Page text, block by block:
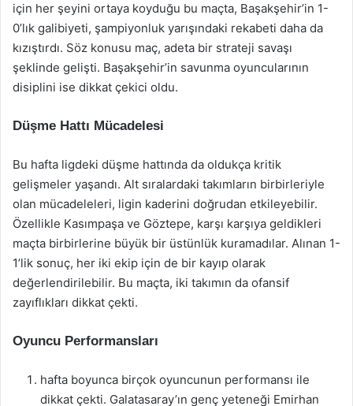
için her şeyini ortaya koyduğu bu maçta, Başakşehir’in 1-
0’lık galibiyeti, şampiyonluk yarışındaki rekabeti daha da
kızıştırdı. Söz konusu maç, adeta bir strateji savaşı
şeklinde gelişti. Başakşehir’in savunma oyuncularının
disiplini ise dikkat çekici oldu.
Düşme Hattı Mücadelesi
Bu hafta ligdeki düşme hattında da oldukça kritik
gelişmeler yaşandı. Alt sıralardaki takımların birbirleriyle
olan mücadeleleri, ligin kaderini doğrudan etkileyebilir.
Özellikle Kasımpaşa ve Göztepe, karşı karşıya geldikleri
maçta birbirlerine büyük bir üstünlük kuramadılar. Alınan 1-
1’lik sonuç, her iki ekip için de bir kayıp olarak
değerlendirilebilir. Bu maçta, iki takımın da ofansif
zayıflıkları dikkat çekti.
Oyuncu Performansları
hafta boyunca birçok oyuncunun performansı ile
dikkat çekti. Galatasaray’ın genç yeteneği Emirhan